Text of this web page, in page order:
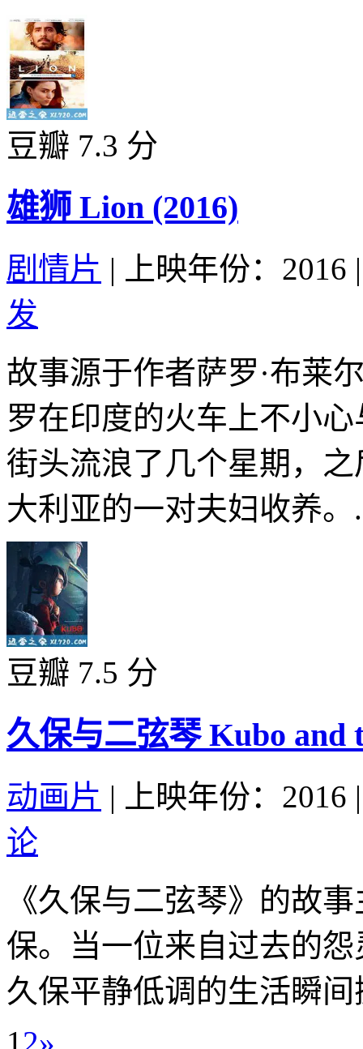
豆瓣 7.3 分
雄狮 Lion (2016)
剧情片 | 上映年份：2016 |
发
故事源于作者萨罗·布莱
罗在印度的火车上不小
街头流浪了几个星期，
大利亚的一对夫妇收养
豆瓣 7.5 分
久保与二弦琴 Kubo and
动画片 | 上映年份：2016 |
论
《久保与二弦琴》的故
保。当一位来自过去的
久保平静低调的生活瞬
1 2»